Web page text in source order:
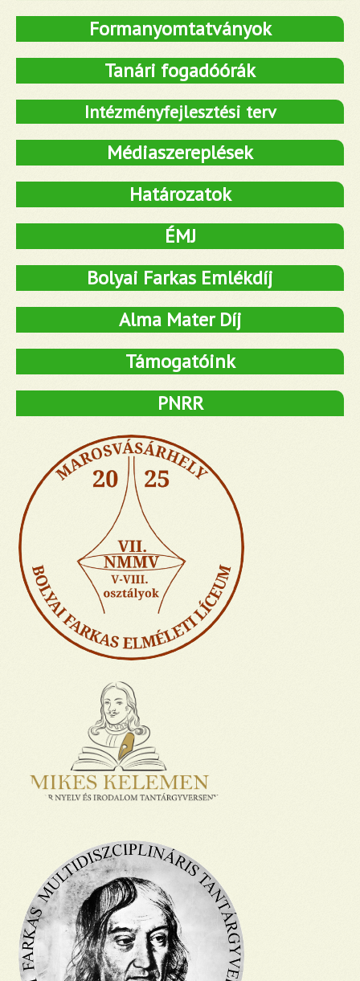
Formanyomtatványok
Tanári fogadóórák
Intézményfejlesztési terv
Médiaszereplések
Határozatok
ÉMJ
Bolyai Farkas Emlékdíj
Alma Mater Díj
Támogatóink
PNRR